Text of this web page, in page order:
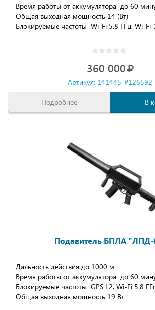
Время работы от аккумулятора до 60
Общая выходная мощность 14 (Вт)
Блокируемые частоты Wi-Fi 5.8 ГГц, Wi-
360 000
Артикул: 141445-P126592
Подробнее В
Подавитель БПЛА "ЛПД-
Дальность действия до 1000 м
Время работы от аккумулятора до 60
Блокируемые частоты GPS L2, Wi-Fi 5.8
Общая выходная мощность 19 Вт